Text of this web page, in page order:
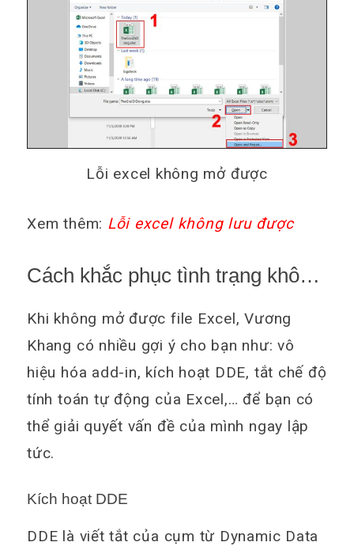
Lỗi excel không mở được
Xem thêm: Lỗi excel không lưu được
Cách khắc phục tình trạng không
mở được file Excel
Khi không mở được file Excel, Vương
Khang có nhiều gợi ý cho bạn như: vô
hiệu hóa add-in, kích hoạt DDE, tắt chế độ
tính toán tự động của Excel,… để bạn có
thể giải quyết vấn đề của mình ngay lập
tức.
Kích hoạt DDE
DDE là viết tắt của cụm từ Dynamic Data